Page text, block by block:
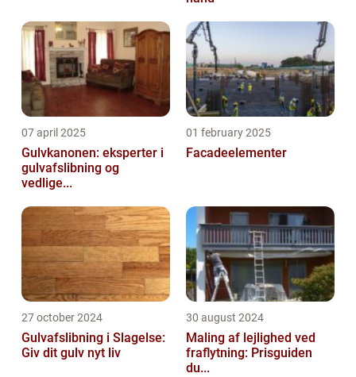
07 april 2025
Gulvkanonen: eksperter i
gulvafslibning og
vedlige...
01 february 2025
Facadeelementer
27 october 2024
Gulvafslibning i Slagelse:
Giv dit gulv nyt liv
30 august 2024
Maling af lejlighed ved
fraflytning: Prisguiden
du...